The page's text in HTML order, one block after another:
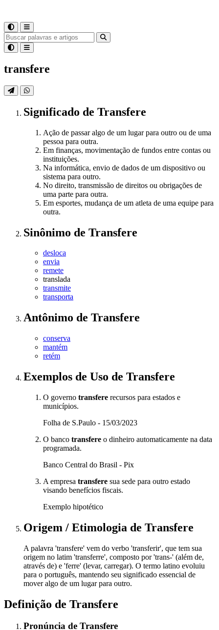
transfere
Significado de Transfere
Ação de passar algo de um lugar para outro ou de uma
pessoa para outra.
Em finanças, movimentação de fundos entre contas ou
instituições.
Na informática, envio de dados de um dispositivo ou
sistema para outro.
No direito, transmissão de direitos ou obrigações de
uma parte para outra.
Em esportes, mudança de um atleta de uma equipe para
outra.
Sinônimo de Transfere
desloca
envia
remete
translada
transmite
transporta
Antônimo de Transfere
conserva
mantém
retém
Exemplos de Uso de Transfere
O governo transfere recursos para estados e
municípios.
Folha de S.Paulo - 15/03/2023
O banco transfere o dinheiro automaticamente na data
programada.
Banco Central do Brasil - Pix
A empresa transfere sua sede para outro estado
visando benefícios fiscais.
Exemplo hipotético
Origem / Etimologia de Transfere
A palavra 'transfere' vem do verbo 'transferir', que tem sua
origem no latim 'transferre', composto por 'trans-' (além de,
através de) e 'ferre' (levar, carregar). O termo latino evoluiu
para o português, mantendo seu significado essencial de
mover algo de um lugar para outro.
Definição de Transfere
Pronúncia de Transfere